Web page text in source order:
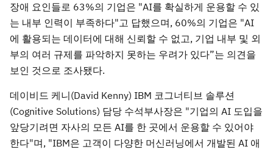
장애 요인들로 63%의 기업은 "AI를 확실하게 운용할 수 있
는 내부 인력이 부족하다"고 답했으며, 60%의 기업은 "AI
에 활용되는 데이터에 대해 신뢰할 수 없고, 기업 내부 및 외
부의 여러 규제를 파악하지 못하는 우려가 있다”는 의견을
보인 것으로 조사됐다.
데이비드 케니(David Kenny) IBM 코그너티브 솔루션
(Cognitive Solutions) 담당 수석부사장은 "기업의 AI 도입을
앞당기려면 자사의 모든 AI를 한 곳에서 운용할 수 있어야
한다"며, "IBM은 고객이 다양한 머신러닝에서 개발된 AI 애